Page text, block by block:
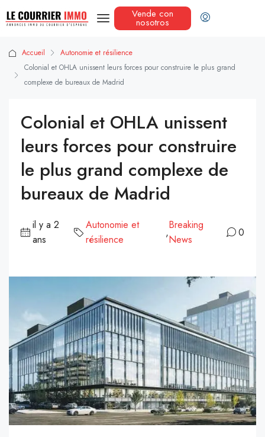
Vende con
nosotros
Accueil
Autonomie et résilience
Colonial et OHLA unissent leurs forces pour construire le plus grand
complexe de bureaux de Madrid
Colonial et OHLA unissent
leurs forces pour construire
le plus grand complexe de
bureaux de Madrid
il y a 2
ans
Autonomie et
résilience
,
Breaking
News
0